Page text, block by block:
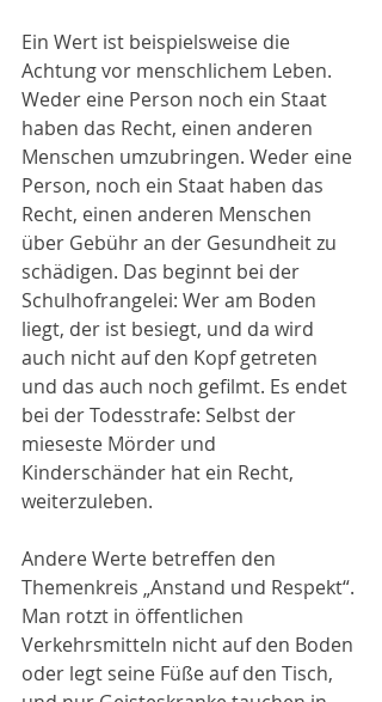
Ein Wert ist beispielsweise die
Achtung vor menschlichem Leben.
Weder eine Person noch ein Staat
haben das Recht, einen anderen
Menschen umzubringen. Weder eine
Person, noch ein Staat haben das
Recht, einen anderen Menschen
über Gebühr an der Gesundheit zu
schädigen. Das beginnt bei der
Schulhofrangelei: Wer am Boden
liegt, der ist besiegt, und da wird
auch nicht auf den Kopf getreten
und das auch noch gefilmt. Es endet
bei der Todesstrafe: Selbst der
mieseste Mörder und
Kinderschänder hat ein Recht,
weiterzuleben.
Andere Werte betreffen den
Themenkreis „Anstand und Respekt“.
Man rotzt in öffentlichen
Verkehrsmitteln nicht auf den Boden
oder legt seine Füße auf den Tisch,